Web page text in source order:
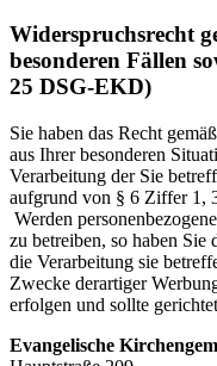
Widerspruchsrecht
besonderen Fällen
25 DSG-EKD)
Sie haben das Recht
aus Ihrer besonderen
Verarbeitung der Sie
aufgrund von § 6 Ziffer 1,
Werden
zu betreiben, so haben Sie
die Verarbeitung sie
Zwecke derartiger
erfolgen und sollte
Evangelische